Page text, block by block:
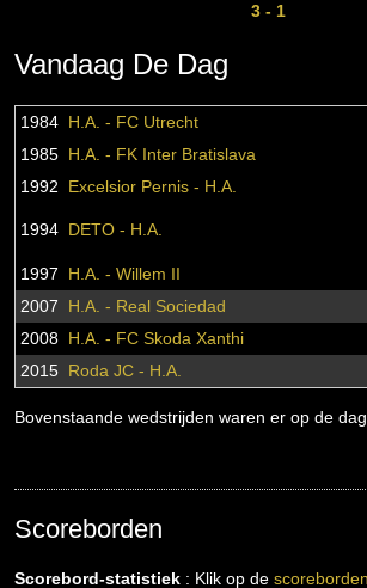
3 - 1
Vandaag De Dag
1984 H.A. - FC Utrecht
1985 H.A. - FK Inter Bratislava
1992
Excelsior Pernis - H.A.
1994 DETO - H.A.
1997
H.A. - Willem II
2007
H.A. - Real Sociedad
2008 H.A. - FC Skoda Xanthi
2015 Roda JC - H.A.
Bovenstaande wedstrijden waren er op de
Scoreborden
Scorebord-statistiek : Klik op de scoreborden